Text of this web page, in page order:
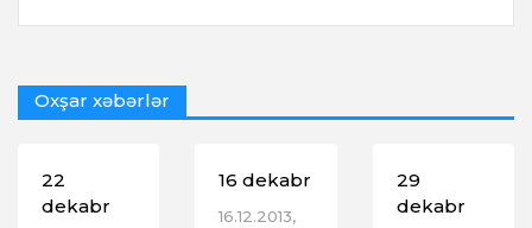
Oxşar xəbərlər
22
dekabr
16 dekabr
16.12.2013,
29
dekabr